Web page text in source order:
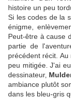
histoire un peu
Si les codes de la
énigme,
Peut-être à cause
partie de
précédent récit.
peu mitigée. J'ai
dessinateur,
ambiance plutôt
dans les bleu-gris